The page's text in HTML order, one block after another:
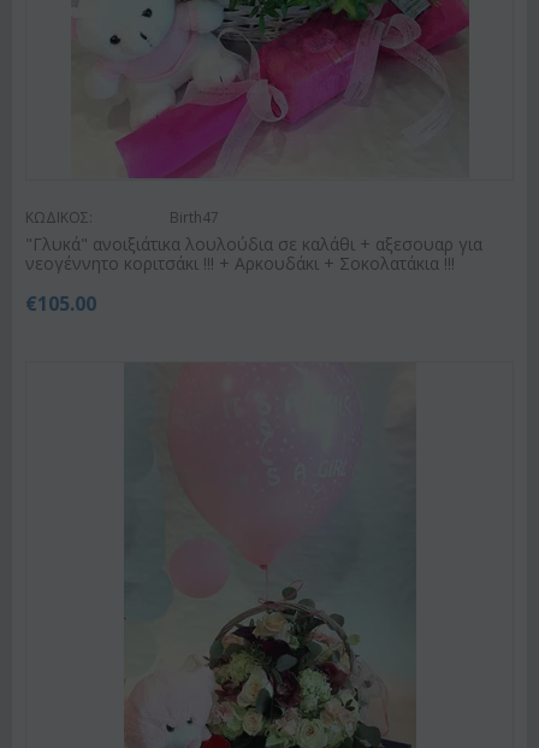
ΚΩΔΙΚΟΣ: Birth47
"Γλυκά" ανοιξιάτικα λουλούδια σε καλάθι + αξεσουαρ για
νεογέννητο κοριτσάκι !!! + Αρκουδάκι + Σοκολατάκια !!!
€105.00